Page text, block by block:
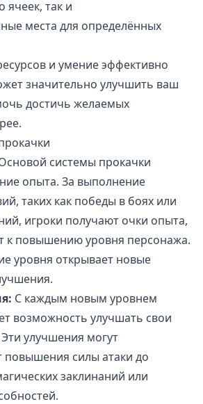
ячеек, так и
места для определённых
и умение эффективно
значительно улучшить ваш
достичь желаемых
системы прокачки
опыта. За выполнение
таких как победы в боях или
игроки получают очки опыта,
к повышению уровня персонажа.
уровня открывает новые
С каждым новым уровнем
возможность улучшать свои
улучшения могут
повышения силы атаки до
заклинаний или